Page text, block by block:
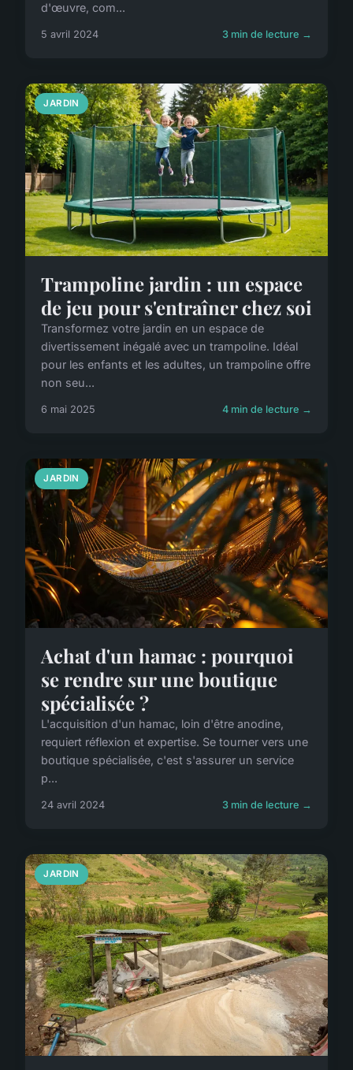
d'œuvre, com...
5 avril 2024 3 min de lecture →
JARDIN
Trampoline jardin : un espace
de jeu pour s'entraîner chez soi
Transformez votre jardin en un espace de
divertissement inégalé avec un trampoline. Idéal
pour les enfants et les adultes, un trampoline offre
non seu...
6 mai 2025 4 min de lecture →
JARDIN
Achat d'un hamac : pourquoi
se rendre sur une boutique
spécialisée ?
L'acquisition d'un hamac, loin d'être anodine,
requiert réflexion et expertise. Se tourner vers une
boutique spécialisée, c'est s'assurer un service
p...
24 avril 2024 3 min de lecture →
JARDIN